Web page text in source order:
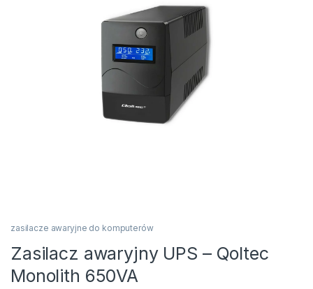
zasilacze awaryjne do komputerów
Zasilacz awaryjny UPS – Qoltec
Monolith 650VA